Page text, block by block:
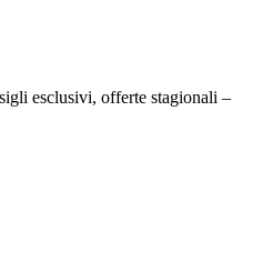
esclusivi, offerte stagionali –